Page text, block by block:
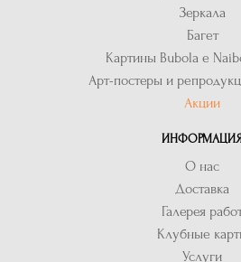
Зеркала
Багет
Картины Bubola e
Арт-постеры и
Акции
О нас
Доставка
Галерея
Клубные
Услуги